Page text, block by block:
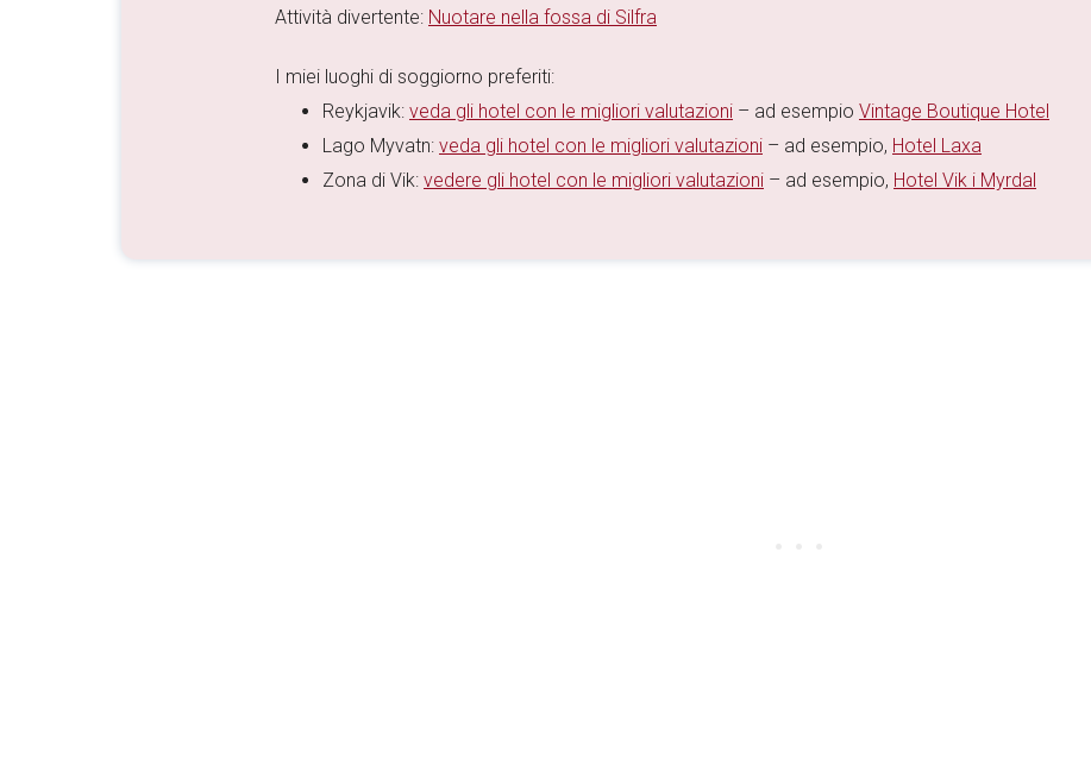
Attività divertente: Nuotare nella fossa di Silfra
I miei luoghi di soggiorno preferiti:
Reykjavik: veda gli hotel con le migliori valutazioni – ad esempio Vintage Boutique Hotel
Lago Myvatn: veda gli hotel con le migliori valutazioni – ad esempio, Hotel Laxa
Zona di Vik: vedere gli hotel con le migliori valutazioni – ad esempio, Hotel Vik i Myrdal